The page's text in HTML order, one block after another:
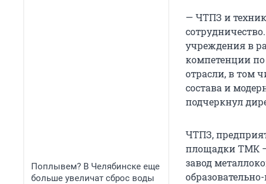
Поплывем? В Челябинске еще
больше увеличат сброс воды
— ЧТПЗ и
учреждения в
компетенции по
отрасли, в том
состава и
подчеркнул
ЧТПЗ,
площадки ТМК —
завод